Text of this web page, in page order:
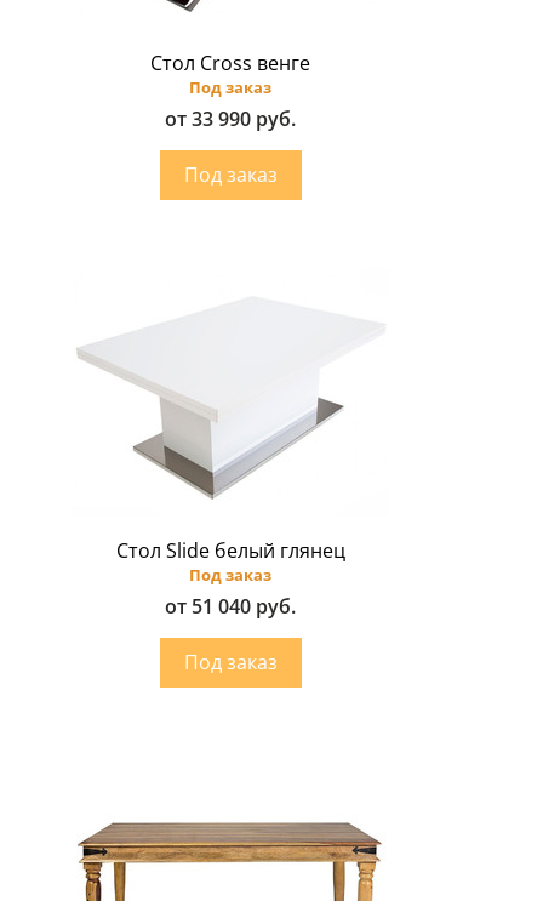
Стол Cross венге
Под заказ
от 33 990 руб.
Стол Slide белый глянец
Под заказ
от 51 040 руб.